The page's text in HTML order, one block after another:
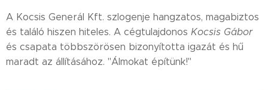
A Kocsis Generál Kft. szlogenje hangzatos, magabiztos
és találó hiszen hiteles. A cégtulajdonos Kocsis Gábor
és csapata többszörösen bizonyította igazát és hű
maradt az állításához. "Álmokat építünk!"